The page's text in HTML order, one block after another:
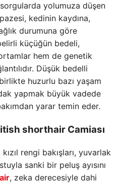
yolumuza düşen
kedinin kaydına,
durumuna göre
küçüğün bedeli,
hem de genetik
Düşük bedelli
huzurlu bazı yaşam
yapmak büyük vadede
yarar temin eder.
shorthair Camiası
rengi bakışları, yuvarlak
sanki bir peluş ayısını
, zeka derecesiyle dahi